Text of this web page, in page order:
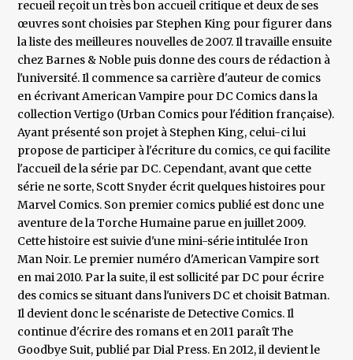
recueil reçoit un très bon accueil critique et deux de ses
œuvres sont choisies par Stephen King pour figurer dans
la liste des meilleures nouvelles de 2007. Il travaille ensuite
chez Barnes & Noble puis donne des cours de rédaction à
l'université. Il commence sa carrière d'auteur de comics
en écrivant American Vampire pour DC Comics dans la
collection Vertigo (Urban Comics pour l'édition française).
Ayant présenté son projet à Stephen King, celui-ci lui
propose de participer à l'écriture du comics, ce qui facilite
l'accueil de la série par DC. Cependant, avant que cette
série ne sorte, Scott Snyder écrit quelques histoires pour
Marvel Comics. Son premier comics publié est donc une
aventure de la Torche Humaine parue en juillet 2009.
Cette histoire est suivie d'une mini-série intitulée Iron
Man Noir. Le premier numéro d'American Vampire sort
en mai 2010. Par la suite, il est sollicité par DC pour écrire
des comics se situant dans l'univers DC et choisit Batman.
Il devient donc le scénariste de Detective Comics. Il
continue d'écrire des romans et en 2011 paraît The
Goodbye Suit, publié par Dial Press. En 2012, il devient le